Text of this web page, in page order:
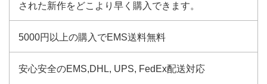
された新作をどこより早く購入できます。
5000円以上の購入でEMS送料無料
安心安全のEMS,DHL, UPS, FedEx配送対応